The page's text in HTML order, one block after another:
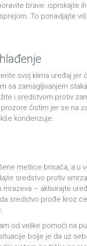
brave: isprskajte
To ponavljajte
svoj klima uređaj jer
sa zamagljivanjem
i sredstvom protiv
čistim jer se na
kondenzuje.
metlice brisača, a u
sredstvo protiv
mrazeva – aktivirajte
sredstvo prođe kroz
od velike pomoći na
bolje je da uz